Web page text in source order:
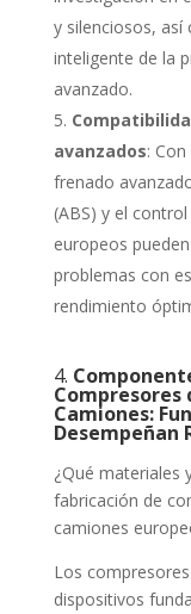
y silenciosos,
inteligente de la
avanzado.
avanzados:
frenado
(ABS) y el
europeos
problemas con
rendimiento
4.
Compresores
Camiones:
Desempeñan
¿Qué materiales
fabricación de
camiones
Los
dispositivos